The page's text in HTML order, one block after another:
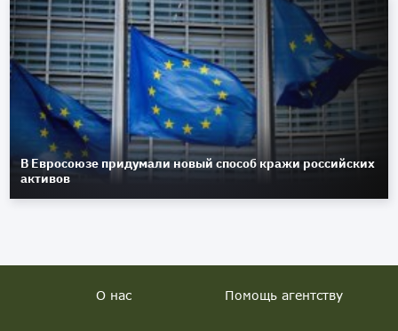
В Евросоюзе придумали новый способ кражи российских
активов
О нас Помощь агентству